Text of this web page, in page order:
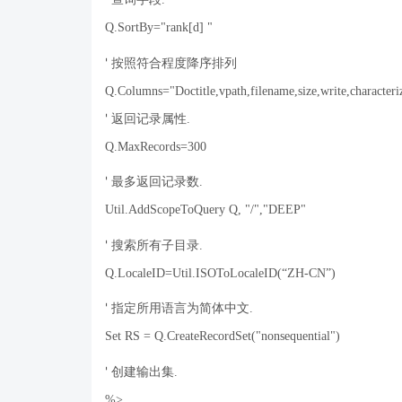
Q.SortBy="rank[d] "
' 按照符合程度降序排列
' 返回记录属性
Q.MaxRecords=300
' 最多返回记录数.
Util.AddScopeToQuery Q, "/","DEEP"
' 搜索所有子目录
Q.LocaleID=Util.ISOToLocaleID(“ZH-CN”)
' 指定所用语言为简体中文.
Set RS = Q.CreateRecordSet("nonsequential")
' 创建输出集
%>